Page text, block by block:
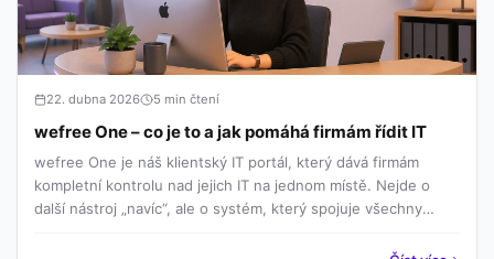
22. dubna 2026 5 min čtení
wefree One – co je to a jak pomáhá firmám řídit IT
wefree One je náš klientský IT portál, který dává firmám
kompletní kontrolu nad jejich IT na jednom místě. Nejde o
další nástroj „navíc“, ale o systém, který spojuje všechny